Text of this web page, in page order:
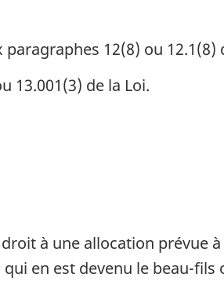
12(8) ou 12.1(8)
13.001(3) de la Loi.
à une allocation prévue
en est devenu le beau-